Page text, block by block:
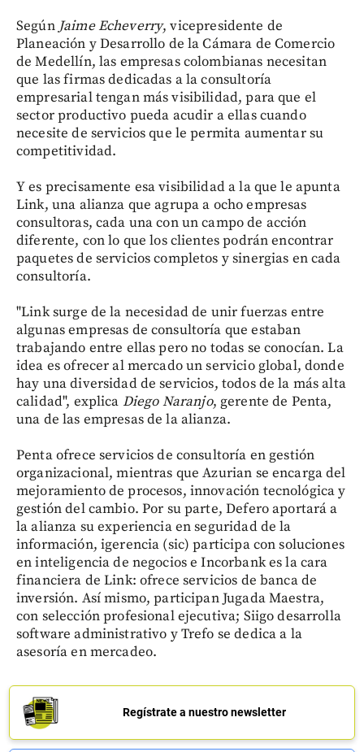
Según Jaime Echeverry, vicepresidente de
Planeación y Desarrollo de la Cámara de Comercio
de Medellín, las empresas colombianas necesitan
que las firmas dedicadas a la consultoría
empresarial tengan más visibilidad, para que el
sector productivo pueda acudir a ellas cuando
necesite de servicios que le permita aumentar su
competitividad.
Y es precisamente esa visibilidad a la que le apunta
Link, una alianza que agrupa a ocho empresas
consultoras, cada una con un campo de acción
diferente, con lo que los clientes podrán encontrar
paquetes de servicios completos y sinergias en cada
consultoría.
"Link surge de la necesidad de unir fuerzas entre
algunas empresas de consultoría que estaban
trabajando entre ellas pero no todas se conocían. La
idea es ofrecer al mercado un servicio global, donde
hay una diversidad de servicios, todos de la más alta
calidad", explica Diego Naranjo, gerente de Penta,
una de las empresas de la alianza.
Penta ofrece servicios de consultoría en gestión
organizacional, mientras que Azurian se encarga del
mejoramiento de procesos, innovación tecnológica y
gestión del cambio. Por su parte, Defero aportará a
la alianza su experiencia en seguridad de la
información, igerencia (sic) participa con soluciones
en inteligencia de negocios e Incorbank es la cara
financiera de Link: ofrece servicios de banca de
inversión. Así mismo, participan Jugada Maestra,
con selección profesional ejecutiva; Siigo desarrolla
software administrativo y Trefo se dedica a la
asesoría en mercadeo.
Regístrate a nuestro newsletter